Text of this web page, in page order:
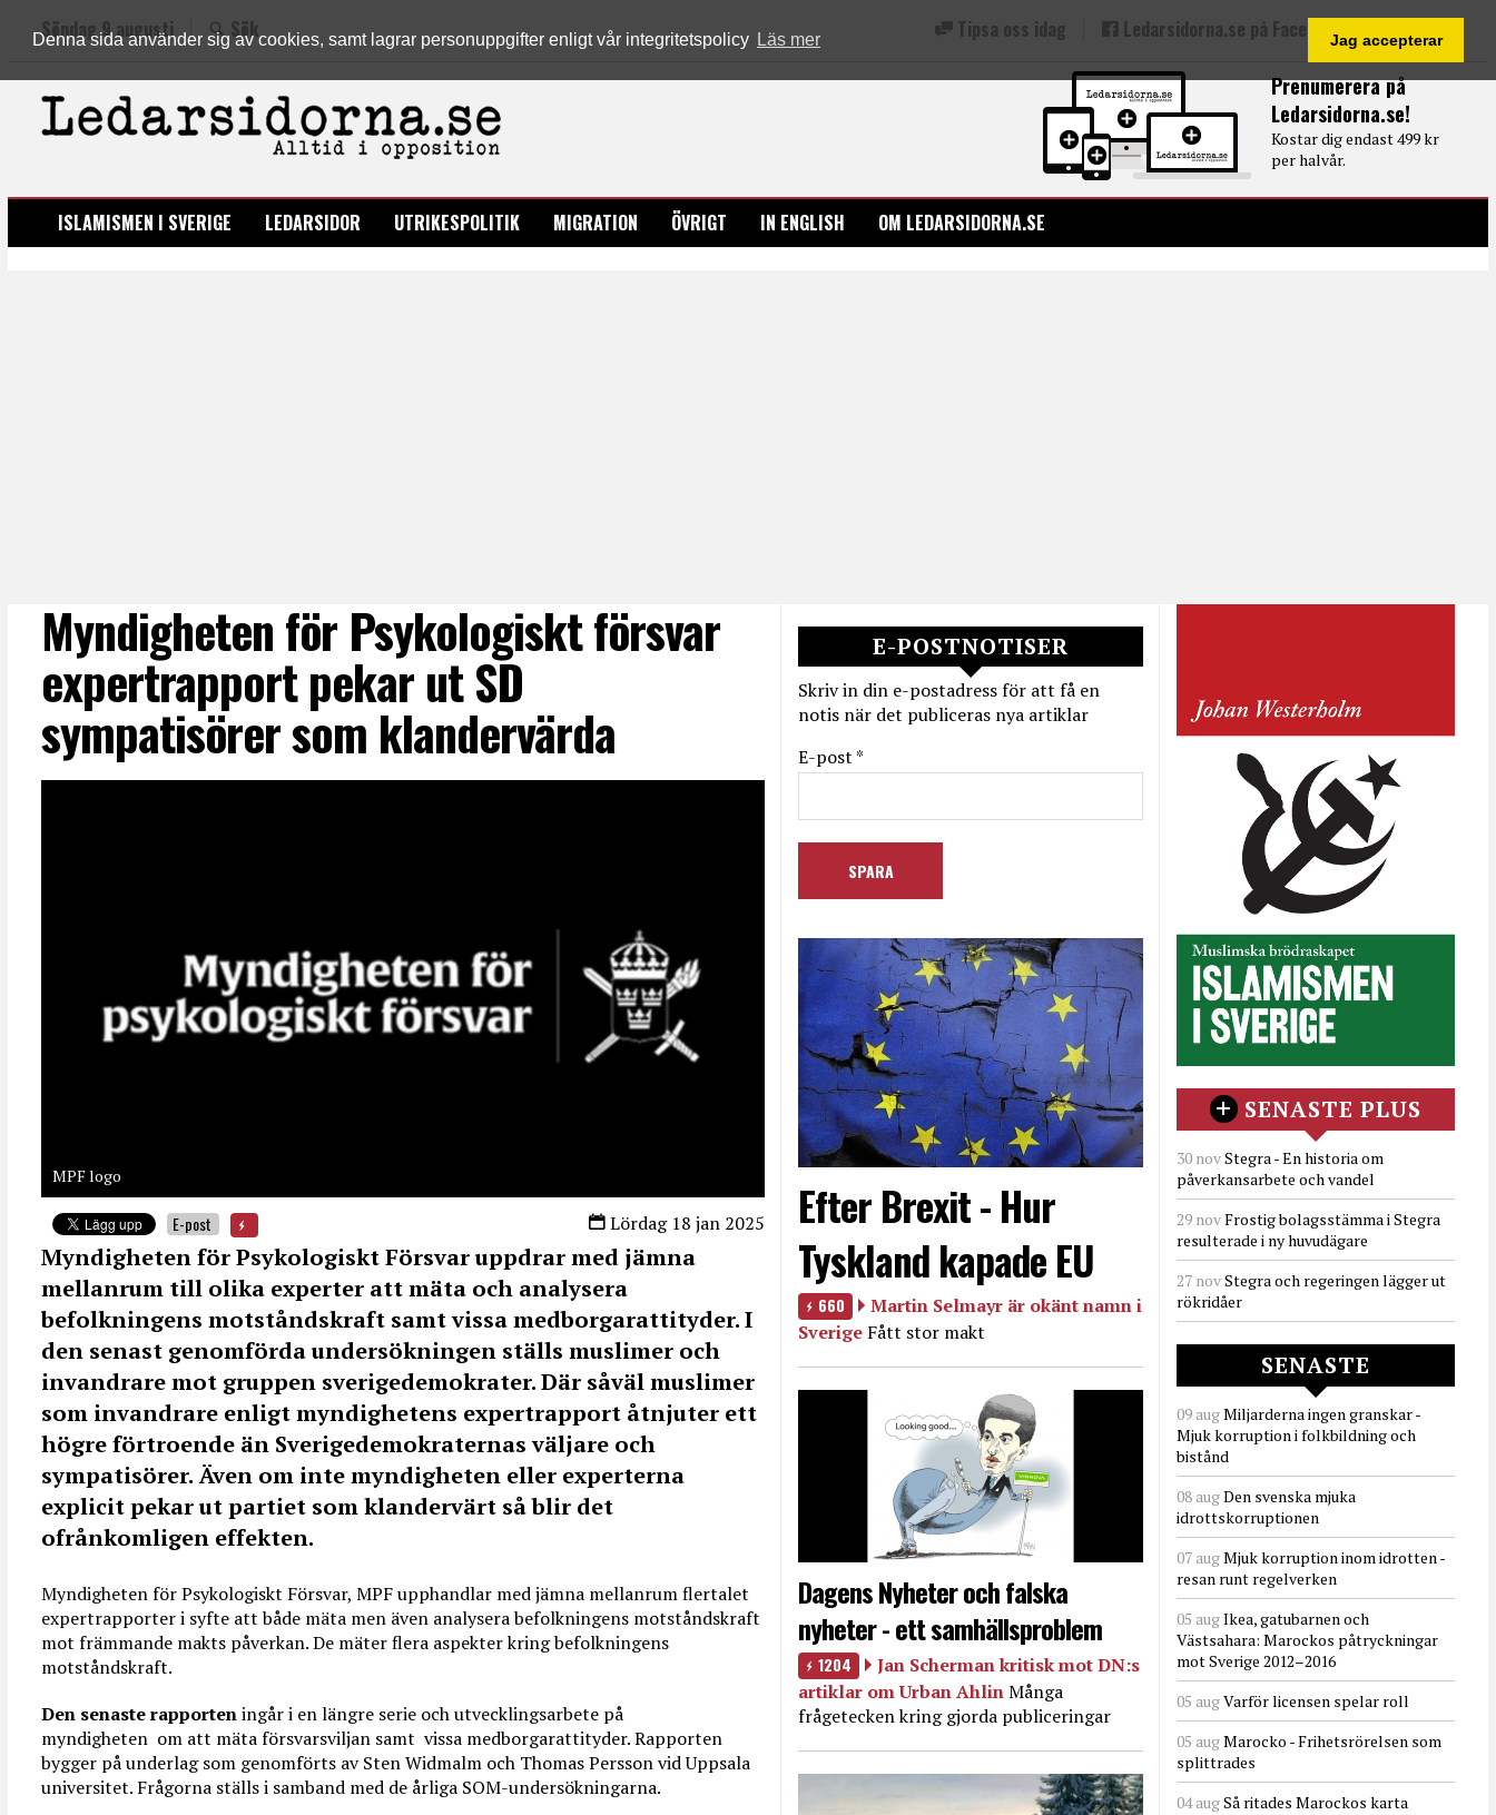
Denna sida använder sig av cookies, samt lagrar personuppgifter enligt vår integritetspolicy Läs mer Jag accepterar
Prenumerera på
Ledarsidorna.se!
Kostar dig endast 499 kr
per halvår.
Söndag 9 augusti Sök Tipsa oss idag Ledarsidorna.se på Facebook
LEDARSIDORNA.SE
ISLAMISMEN I SVERIGE LEDARSIDOR UTRIKESPOLITIK MIGRATION ÖVRIGT IN ENGLISH OM LEDARSIDORNA.SE
Myndigheten för Psykologiskt försvar
expertrapport pekar ut SD
sympatisörer som klandervärda
MPF logo
Lördag 18 jan 2025
E-post
Myndigheten för Psykologiskt Försvar uppdrar med jämna
mellanrum till olika experter att mäta och analysera
befolkningens motståndskraft samt vissa medborgarattityder. I
den senast genomförda undersökningen ställs muslimer och
invandrare mot gruppen sverigedemokrater. Där såväl muslimer
som invandrare enligt myndighetens expertrapport åtnjuter ett
högre förtroende än Sverigedemokraternas väljare och
sympatisörer. Även om inte myndigheten eller experterna
explicit pekar ut partiet som klandervärt så blir det
ofrånkomligen effekten.
Myndigheten för Psykologiskt Försvar, MPF upphandlar med jämna mellanrum flertalet
expertrapporter i syfte att både mäta men även analysera befolkningens motståndskraft
mot främmande makts påverkan. De mäter flera aspekter kring befolkningens
motståndskraft.
Den senaste rapporteningår i en längre serie och utvecklingsarbete på
myndigheten om att mäta försvarsviljan samt vissa medborgarattityder. Rapporten
bygger på underlag som genomförts av Sten Widmalm och Thomas Persson vid Uppsala
universitet. Frågorna ställs i samband med de årliga SOM-undersökningarna.
E-POSTNOTISER
Skriv in din e-postadress för att få en
notis när det publiceras nya artiklar
E-post *
Efter Brexit - Hur
Tyskland kapade EU
660
Martin Selmayr är okänt namn i
Sverige Fått stor makt
Dagens Nyheter och falska
nyheter - ett samhällsproblem
1204
Jan Scherman kritisk mot DN:s
artiklar om Urban AhlinMånga
frågetecken kring gjorda publiceringar
SENASTE PLUS
30 novStegra - En historia om
påverkansarbete och vandel
29 novFrostig bolagsstämma i Stegra
resulterade i ny huvudägare
27 novStegra och regeringen lägger ut
rökridåer
SENASTE
09 augMiljarderna ingen granskar -
Mjuk korruption i folkbildning och
bistånd
08 augDen svenska mjuka
idrottskorruptionen
07 augMjuk korruption inom idrotten -
resan runt regelverken
05 augIkea, gatubarnen och
Västsahara: Marockos påtryckningar
mot Sverige 2012–2016
05 augVarför licensen spelar roll
05 augMarocko - Frihetsrörelsen som
splittrades
04 augSå ritades Marockos karta